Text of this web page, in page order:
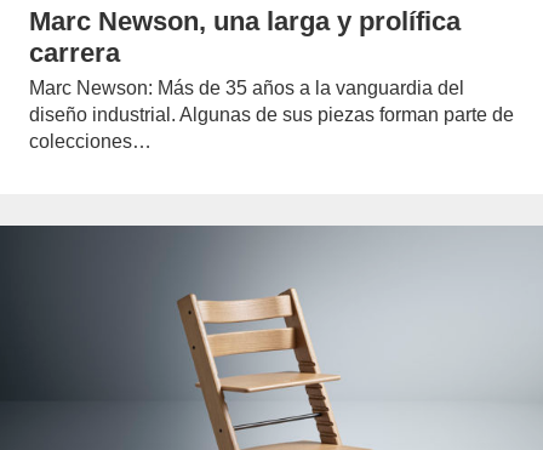
Marc Newson, una larga y prolífica
carrera
Marc Newson: Más de 35 años a la vanguardia del
diseño industrial. Algunas de sus piezas forman parte de
colecciones…